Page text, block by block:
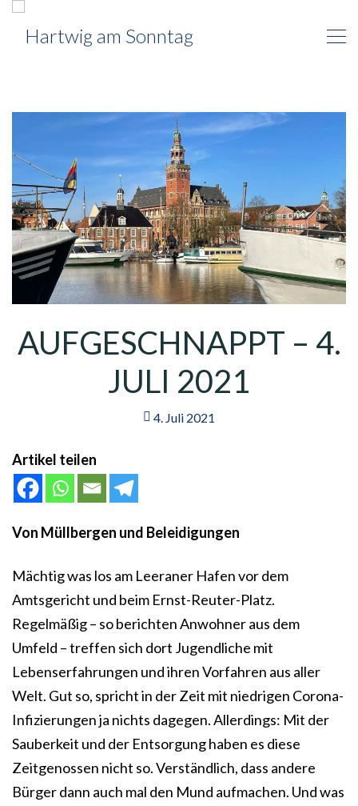
AUFGESCHNAPPT – 4.
JULI 2021
4. Juli 2021
Artikel teilen
Von Müllbergen und Beleidigungen
Mächtig was los am Leeraner Hafen vor dem
Amtsgericht und beim Ernst-Reuter-Platz.
Regelmäßig – so berichten Anwohner aus dem
Umfeld – treffen sich dort Jugendliche mit
Lebenserfahrungen und ihren Vorfahren aus aller
Welt. Gut so, spricht in der Zeit mit niedrigen Corona-
Infizierungen ja nichts dagegen. Allerdings: Mit der
Sauberkeit und der Entsorgung haben es diese
Zeitgenossen nicht so. Verständlich, dass andere
Bürger dann auch mal den Mund aufmachen. Und was